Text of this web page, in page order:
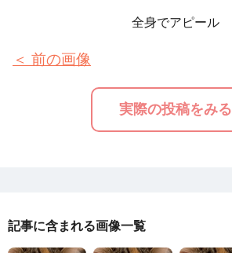
全身でアピール
＜ 前の画像
実際の投稿をみる
記事に含まれる画像一覧